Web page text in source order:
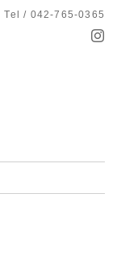
Tel / 042-765-0365